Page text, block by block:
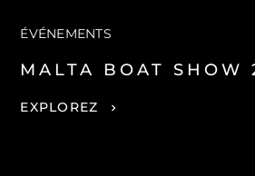
ÉVÉNEMENTS
MALTA BOAT SHOW
EXPLOREZ